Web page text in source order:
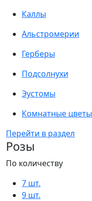
Каллы
Альстромерии
Герберы
Подсолнухи
Эустомы
Комнатные цветы
Перейти в раздел
Розы
По количеству
7 шт.
9 шт.